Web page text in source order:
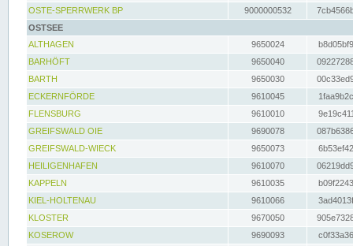
OSTE-SPERRWERK BP
9000000532
OSTSEE
ALTHAGEN
9650024
BARHÖFT
9650040
BARTH
9650030
ECKERNFÖRDE
9610045
FLENSBURG
9610010
GREIFSWALD OIE
9690078
GREIFSWALD-WIECK
9650073
HEILIGENHAFEN
9610070
KAPPELN
9610035
KIEL-HOLTENAU
9610066
KLOSTER
9670050
KOSEROW
9690093